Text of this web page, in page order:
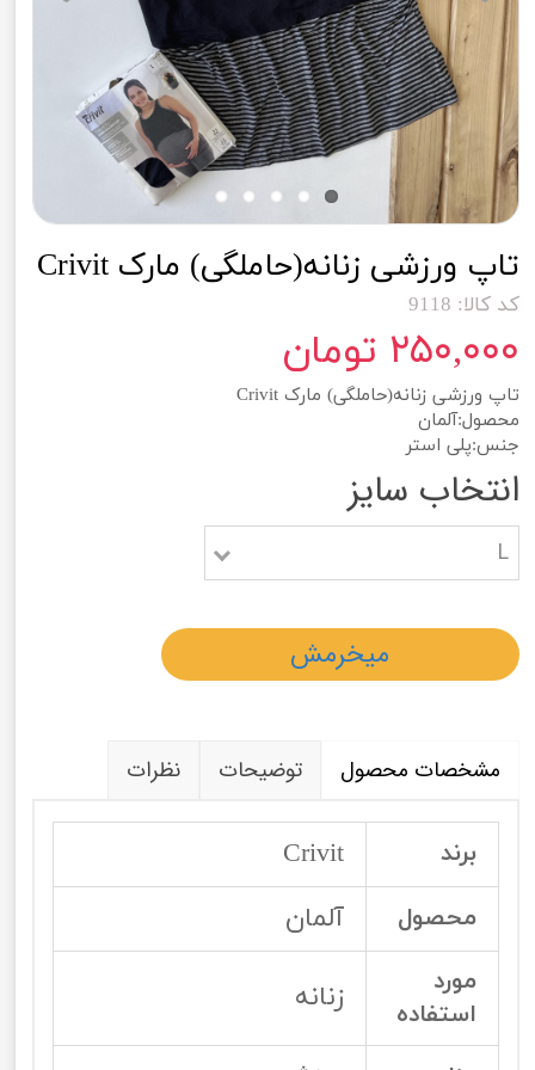
تاپ ورزشی زنانه(حاملگی) مارک Crivit
کد کالا: 9118
۲۵۰,۰۰۰ تومان
تاپ ورزشی زنانه(حاملگی) مارک Crivit
محصول:آلمان
جنس:پلی استر
انتخاب سایز
L
میخرمش
مشخصات محصول توضیحات نظرات
برند Crivit
محصول آلمان
مورد
استفاده
زنانه